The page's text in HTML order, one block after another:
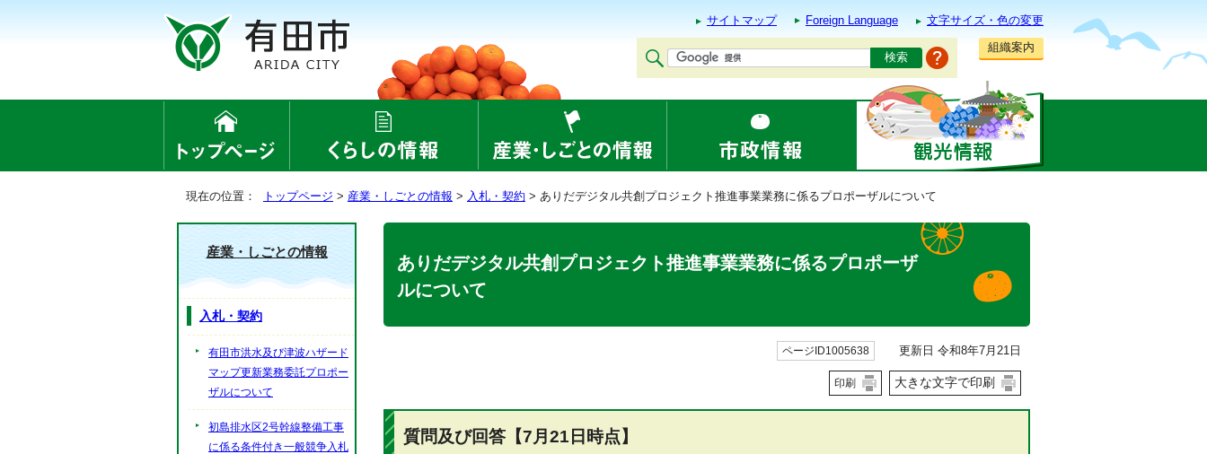
サイトマップ Foreign Language
文字サイズ・色の変更
組織案内
現在の位置： トップページ > 産業・しごとの情報 > 入札・契約 > ありだデジタル共創プロジェクト推進事業業務に係るプロポーザルについて
ありだデジタル共創プロジェクト推進事業業務に係るプロポーザ
ルについて
ページID1005638 更新日 令和8年7月21日
印刷 大きな文字で印刷
質問及び回答【7月21日時点】
産業・しごとの情報
入札・契約
有田市洪水及び津波ハザード
マップ更新業務委託プロポー
ザルについて
初島排水区2号幹線整備工事
に係る条件付き一般競争入札